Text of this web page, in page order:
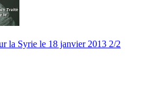
la Syrie le 18 janvier 2013 2/2